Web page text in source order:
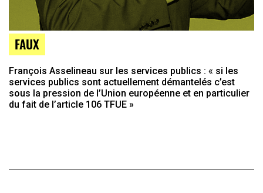
FAUX
François Asselineau sur les services publics : « si les
services publics sont actuellement démantelés c’est
sous la pression de l’Union européenne et en particulier
du fait de l’article 106 TFUE »